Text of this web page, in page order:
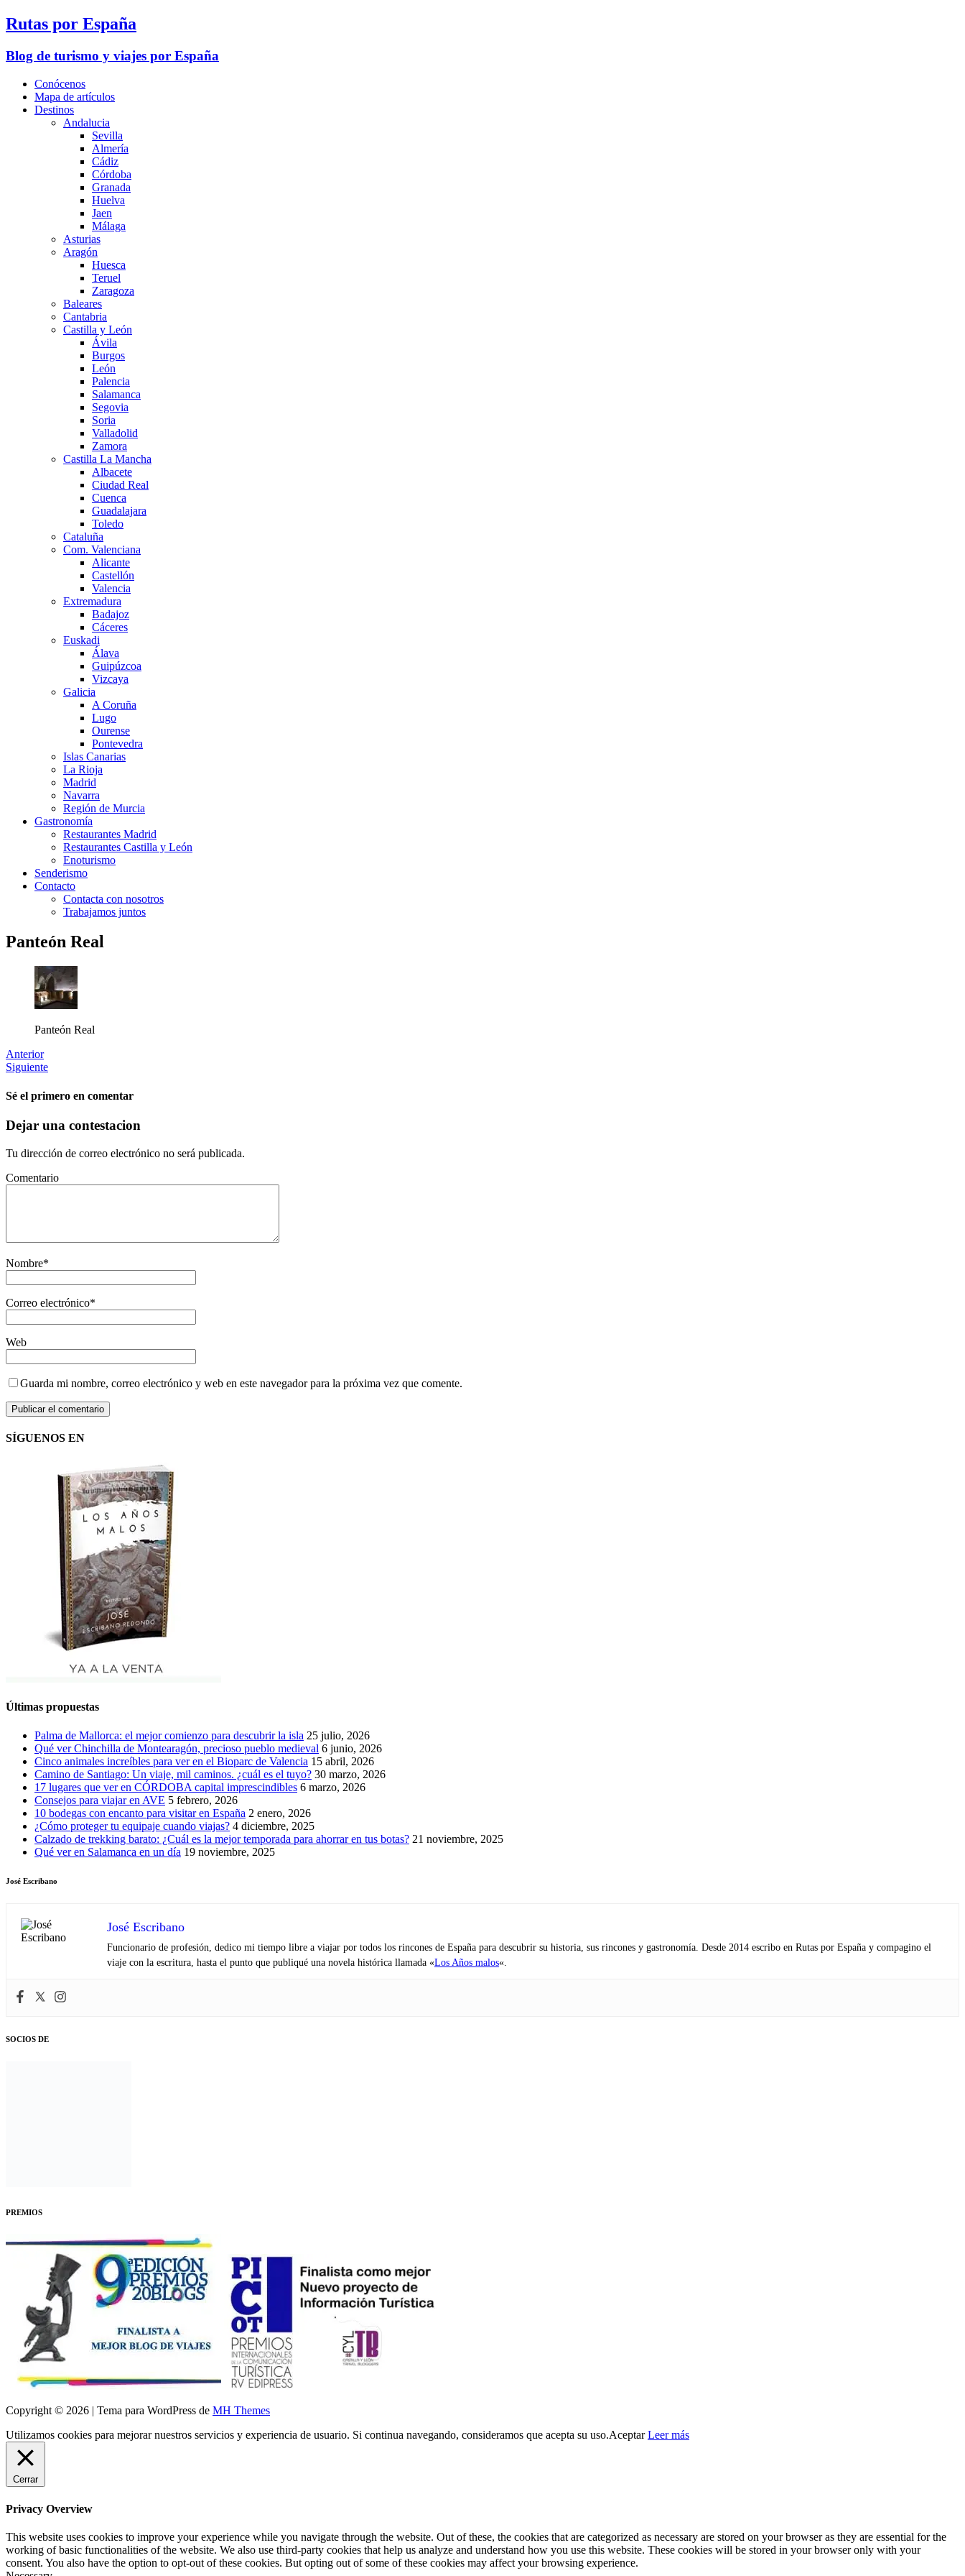
Rutas por España
Blog de turismo y viajes por España
Conócenos
Mapa de artículos
Destinos
Andalucia
Sevilla
Almería
Cádiz
Córdoba
Granada
Huelva
Jaen
Málaga
Asturias
Aragón
Huesca
Teruel
Zaragoza
Baleares
Cantabria
Castilla y León
Ávila
Burgos
León
Palencia
Salamanca
Segovia
Soria
Valladolid
Zamora
Castilla La Mancha
Albacete
Ciudad Real
Cuenca
Guadalajara
Toledo
Cataluña
Com. Valenciana
Alicante
Castellón
Valencia
Extremadura
Badajoz
Cáceres
Euskadi
Álava
Guipúzcoa
Vizcaya
Galicia
A Coruña
Lugo
Ourense
Pontevedra
Islas Canarias
La Rioja
Madrid
Navarra
Región de Murcia
Gastronomía
Restaurantes Madrid
Restaurantes Castilla y León
Enoturismo
Senderismo
Contacto
Contacta con nosotros
Trabajamos juntos
Panteón Real
Panteón Real
Anterior
Siguiente
Sé el primero en comentar
Dejar una contestacion
Tu dirección de correo electrónico no será publicada.
Comentario
Nombre*
Correo electrónico*
Web
Guarda mi nombre, correo electrónico y web en este navegador para la próxima vez que comente.
SÍGUENOS EN
Últimas propuestas
Palma de Mallorca: el mejor comienzo para descubrir la isla 25 julio, 2026
Qué ver Chinchilla de Montearagón, precioso pueblo medieval 6 junio, 2026
Cinco animales increíbles para ver en el Bioparc de Valencia 15 abril, 2026
Camino de Santiago: Un viaje, mil caminos. ¿cuál es el tuyo? 30 marzo, 2026
17 lugares que ver en CÓRDOBA capital imprescindibles 6 marzo, 2026
Consejos para viajar en AVE 5 febrero, 2026
10 bodegas con encanto para visitar en España 2 enero, 2026
¿Cómo proteger tu equipaje cuando viajas? 4 diciembre, 2025
Calzado de trekking barato: ¿Cuál es la mejor temporada para ahorrar en tus botas? 21 noviembre, 2025
Qué ver en Salamanca en un día 19 noviembre, 2025
José Escribano
José Escribano
Funcionario de profesión, dedico mi tiempo libre a viajar por todos los rincones de España para descubrir su historia, sus rincones y gastronomía. Desde 2014 escribo en Rutas por España y compagino el
viaje con la escritura, hasta el punto que publiqué una novela histórica llamada «Los Años malos«.
SOCIOS DE
PREMIOS
Copyright © 2026 | Tema para WordPress de MH Themes
Utilizamos cookies para mejorar nuestros servicios y experiencia de usuario. Si continua navegando, consideramos que acepta su uso.Aceptar Leer más
Cerrar
Privacy Overview
This website uses cookies to improve your experience while you navigate through the website. Out of these, the cookies that are categorized as necessary are stored on your browser as they are essential for the
working of basic functionalities of the website. We also use third-party cookies that help us analyze and understand how you use this website. These cookies will be stored in your browser only with your
consent. You also have the option to opt-out of these cookies. But opting out of some of these cookies may affect your browsing experience.